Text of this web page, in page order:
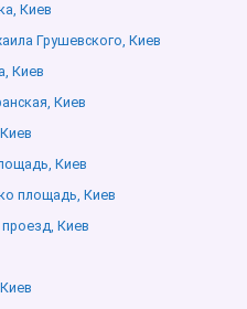
Киев
Грушевского, Киев
Киев
Киев
Киев
площадь, Киев
Киев